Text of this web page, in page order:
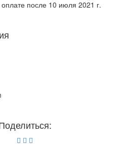
после 10 июля 2021 г.